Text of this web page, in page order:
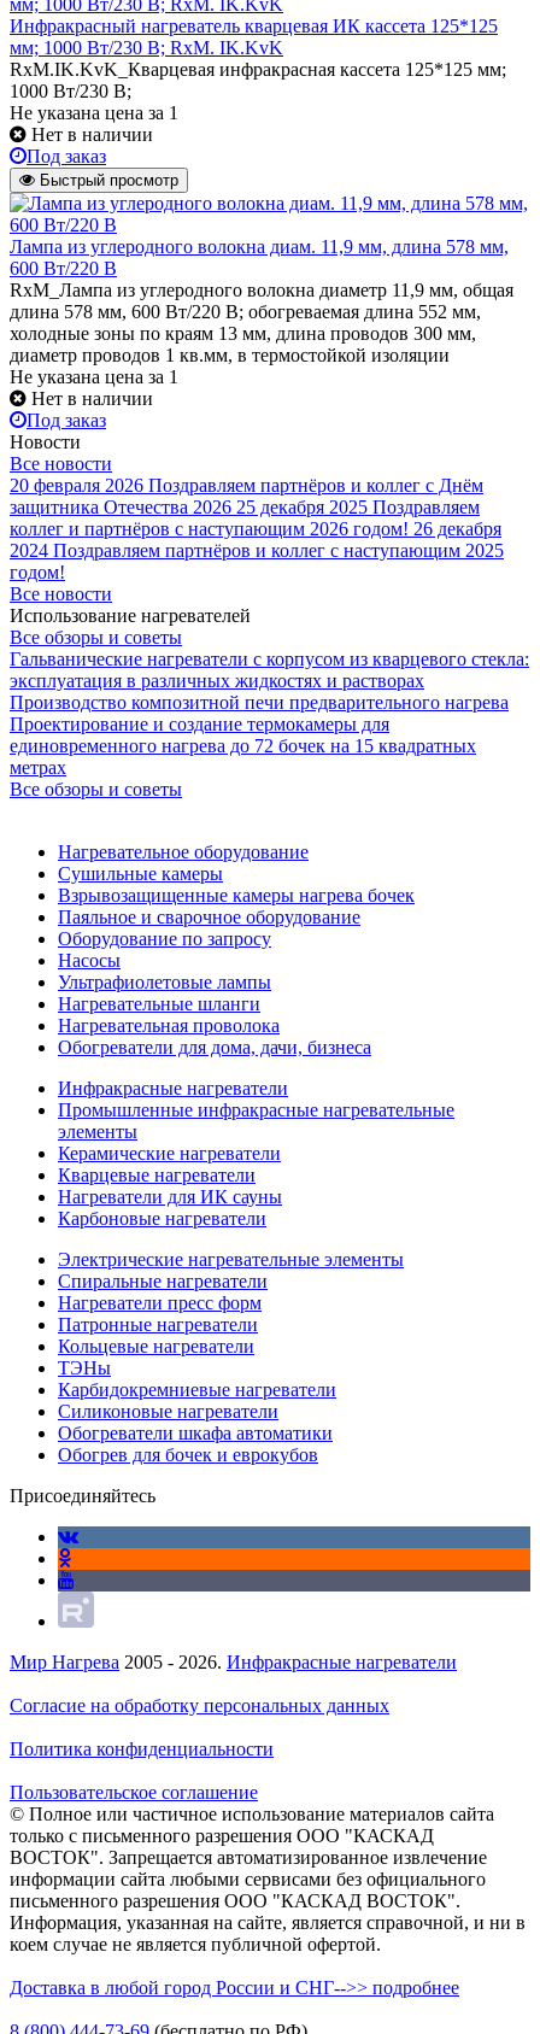
Инфракрасный нагреватель кварцевая ИК кассета 125*125
мм; 1000 Вт/230 В; RxM. IK.KvK
RxM.IK.KvK_Кварцевая инфракрасная кассета 125*125 мм;
1000 Вт/230 В;
Не указана цена за 1
Нет в наличии
Под заказ
Быстрый просмотр
Лампа из углеродного волокна диам. 11,9 мм, длина 578 мм,
600 Вт/220 В
RxM_Лампа из углеродного волокна диаметр 11,9 мм, общая
длина 578 мм, 600 Вт/220 В; обогреваемая длина 552 мм,
холодные зоны по краям 13 мм, длина проводов 300 мм,
диаметр проводов 1 кв.мм, в термостойкой изоляции
Не указана цена за 1
Нет в наличии
Под заказ
Новости
Все новости
20 февраля 2026 Поздравляем партнёров и коллег с Днём
защитника Отечества 2026 25 декабря 2025 Поздравляем
коллег и партнёров с наступающим 2026 годом! 26 декабря
2024 Поздравляем партнёров и коллег с наступающим 2025
годом!
Все новости
Использование нагревателей
Все обзоры и советы
Гальванические нагреватели с корпусом из кварцевого стекла:
эксплуатация в различных жидкостях и растворах
Производство композитной печи предварительного нагрева
Проектирование и создание термокамеры для
единовременного нагрева до 72 бочек на 15 квадратных
метрах
Все обзоры и советы
Нагревательное оборудование
Сушильные камеры
Взрывозащищенные камеры нагрева бочек
Паяльное и сварочное оборудование
Оборудование по запросу
Насосы
Ультрафиолетовые лампы
Нагревательные шланги
Нагревательная проволока
Обогреватели для дома, дачи, бизнеса
Инфракрасные нагреватели
Промышленные инфракрасные нагревательные
элементы
Керамические нагреватели
Кварцевые нагреватели
Нагреватели для ИК сауны
Карбоновые нагреватели
Электрические нагревательные элементы
Спиральные нагреватели
Нагреватели пресс форм
Патронные нагреватели
Кольцевые нагреватели
ТЭНы
Карбидокремниевые нагреватели
Силиконовые нагреватели
Обогреватели шкафа автоматики
Обогрев для бочек и еврокубов
Присоединяйтесь
Мир Нагрева 2005 - 2026. Инфракрасные нагреватели
Согласие на обработку персональных данных
Политика конфиденциальности
Пользовательское соглашение
© Полное или частичное использование материалов сайта
только с письменного разрешения ООО "КАСКАД
ВОСТОК". Запрещается автоматизированное извлечение
информации сайта любыми сервисами без официального
письменного разрешения ООО "КАСКАД ВОСТОК".
Информация, указанная на сайте, является справочной, и ни в
коем случае не является публичной офертой.
Доставка в любой город России и СНГ-->> подробнее